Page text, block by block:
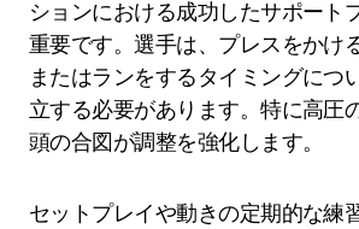
ションにおける成功したサポート
重要です。選手は、プレスをかけ
またはランをするタイミングにつ
立する必要があります。特に高圧
頭の合図が調整を強化します。
セットプレイや動きの定期的な練